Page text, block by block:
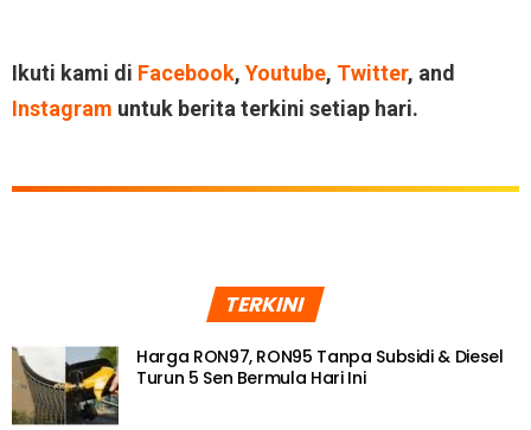
Ikuti kami di Facebook, Youtube, Twitter, and
Instagram untuk berita terkini setiap hari.
TERKINI
Harga RON97, RON95 Tanpa Subsidi & Diesel
Turun 5 Sen Bermula Hari Ini